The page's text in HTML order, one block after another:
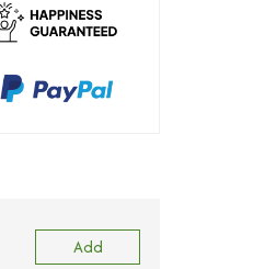
Add